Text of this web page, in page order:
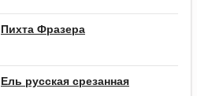
Пихта Фразера
Ель русская срезанная